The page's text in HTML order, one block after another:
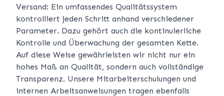
Versand: Ein umfassendes Qualitätssystem
kontrolliert jeden Schritt anhand verschiedener
Parameter. Dazu gehört auch die kontinuierliche
Kontrolle und Überwachung der gesamten Kette.
Auf diese Weise gewährleisten wir nicht nur ein
hohes Maß an Qualität, sondern auch vollständige
Transparenz. Unsere Mitarbeiterschulungen und
internen Arbeitsanweisungen tragen ebenfalls